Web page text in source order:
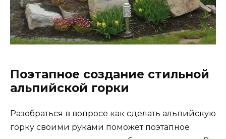
Поэтапное создание стильной
альпийской горки
Разобраться в вопросе как сделать альпийскую
горку своими руками поможет поэтапное